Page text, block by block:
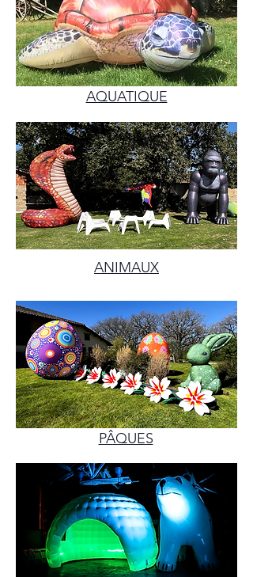
AQUATIQUE
ANIMAUX
PÂQUES